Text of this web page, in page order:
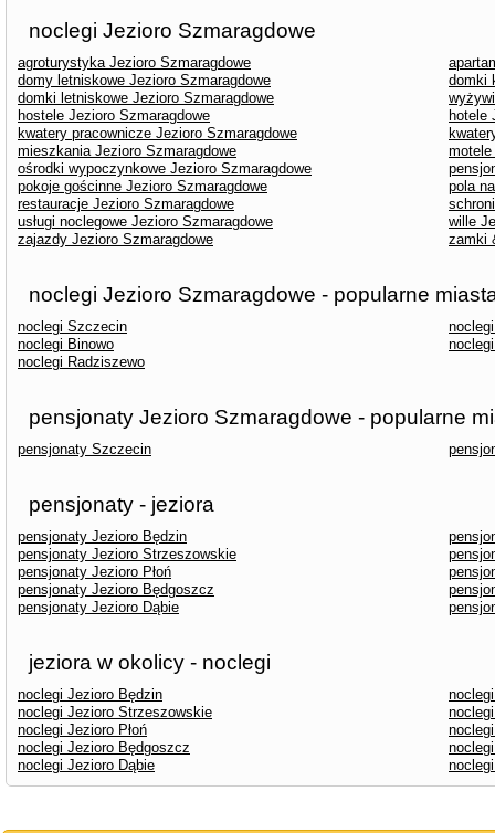
noclegi Jezioro Szmaragdowe
agroturystyka Jezioro Szmaragdowe
domy letniskowe Jezioro Szmaragdowe
domki
domki letniskowe Jezioro Szmaragdowe
hostele Jezioro Szmaragdowe
hotele
kwatery pracownicze Jezioro Szmaragdowe
mieszkania Jezioro Szmaragdowe
motele
ośrodki wypoczynkowe Jezioro Szmaragdowe
pokoje gościnne Jezioro Szmaragdowe
pola
restauracje Jezioro Szmaragdowe
usługi noclegowe Jezioro Szmaragdowe
wille
zajazdy Jezioro Szmaragdowe
zamki
noclegi Jezioro Szmaragdowe - popularne
noclegi Szczecin
noclegi Binowo
noclegi Radziszewo
pensjonaty Jezioro Szmaragdowe - popularne
pensjonaty Szczecin
pensjonaty - jeziora
pensjonaty Jezioro Będzin
pensjonaty Jezioro Strzeszowskie
pensjonaty Jezioro Płoń
pensjonaty Jezioro Będgoszcz
pensjonaty Jezioro Dąbie
jeziora w okolicy - noclegi
noclegi Jezioro Będzin
noclegi Jezioro Strzeszowskie
noclegi Jezioro Płoń
noclegi Jezioro Będgoszcz
noclegi Jezioro Dąbie